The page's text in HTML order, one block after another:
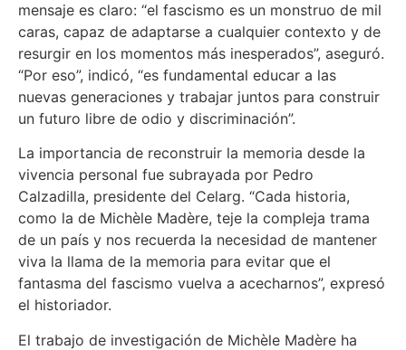
mensaje es claro: “el fascismo es un monstruo de mil
caras, capaz de adaptarse a cualquier contexto y de
resurgir en los momentos más inesperados”, aseguró.
“Por eso”, indicó, “es fundamental educar a las
nuevas generaciones y trabajar juntos para construir
un futuro libre de odio y discriminación”.
La importancia de reconstruir la memoria desde la
vivencia personal fue subrayada por Pedro
Calzadilla, presidente del Celarg. “Cada historia,
como la de Michèle Madère, teje la compleja trama
de un país y nos recuerda la necesidad de mantener
viva la llama de la memoria para evitar que el
fantasma del fascismo vuelva a acecharnos”, expresó
el historiador.
El trabajo de investigación de Michèle Madère ha